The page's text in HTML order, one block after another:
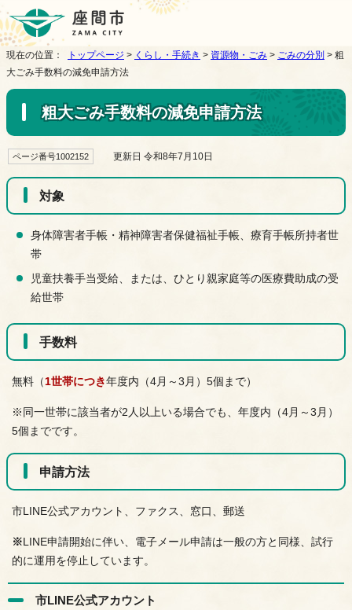
現在の位置： トップページ > くらし・手続き > 資源物・ごみ > ごみの分別 > 粗
大ごみ手数料の減免申請方法
粗大ごみ手数料の減免申請方法
ページ番号1002152 更新日 令和8年7月10日
対象
身体障害者手帳・精神障害者保健福祉手帳、療育手帳所持者世
帯
児童扶養手当受給、または、ひとり親家庭等の医療費助成の受
給世帯
手数料
無料（ 1世帯につき年度内（4月～3月）5個まで）
※同一世帯に該当者が2人以上いる場合でも、年度内（4月～3月）
5個までです。
申請方法
市LINE公式アカウント、ファクス、窓口、郵送
※ LINE申請開始に伴い、電子メール申請は一般の方と同様、試行
的に運用を停止しています。
市LINE公式アカウント